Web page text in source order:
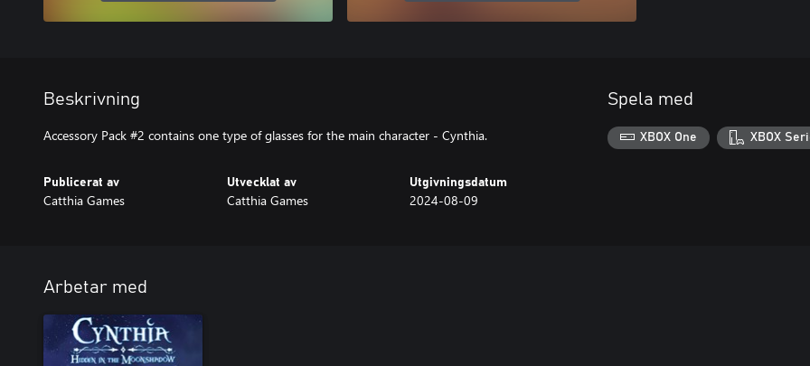
Beskrivning
Accessory Pack #2 contains one type of glasses for the main character - Cynthia.
Publicerat av
Catthia Games
Utvecklat av
Catthia Games
Utgivningsdatum
2024-08-09
Spela med
XBOX One XBOX
Arbetar med